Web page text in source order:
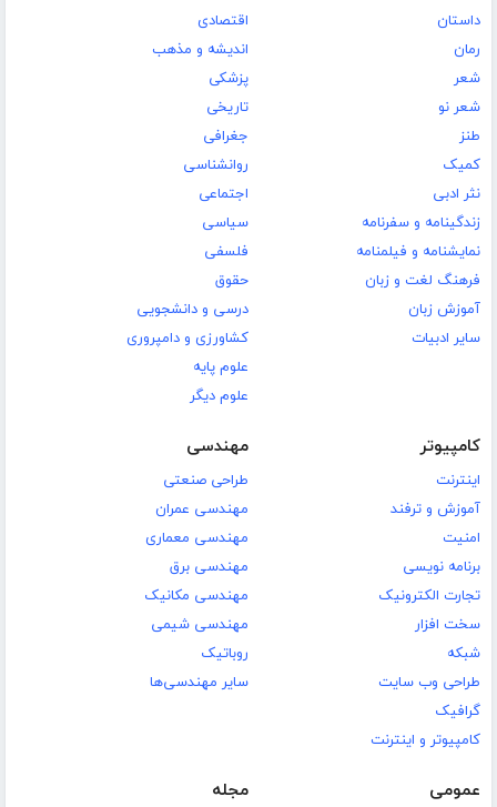
داستان
رمان
شعر
شعر نو
طنز
کمیک
نثر ادبی
زندگینامه و سفرنامه
نمایشنامه و فیلمنامه
فرهنگ لغت و زبان
آموزش زبان
سایر ادبیات
اقتصادی
اندیشه و مذهب
پزشکی
تاریخی
جغرافی
روانشناسی
اجتماعی
سیاسی
فلسفی
حقوق
درسی و دانشجویی
کشاورزی و دامپروری
علوم پایه
علوم دیگر
کامپیوتر
اینترنت
آموزش و ترفند
امنیت
برنامه نویسی
تجارت الکترونیک
سخت افزار
شبکه
طراحی وب سایت
گرافیک
کامپیوتر و اینترنت
مهندسی
طراحی صنعتی
مهندسی عمران
مهندسی معماری
مهندسی برق
مهندسی مکانیک
مهندسی شیمی
روباتیک
سایر مهندسی‌ها
عمومی مجله